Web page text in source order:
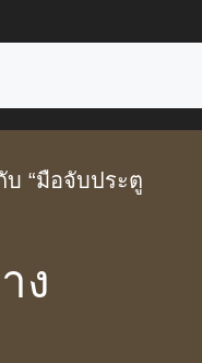
“มือจับประตู
ง